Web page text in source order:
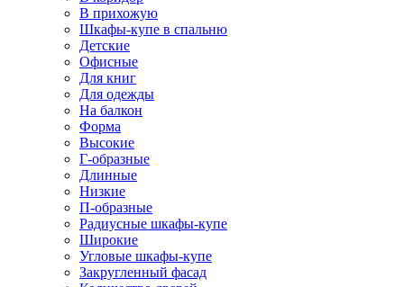
В прихожую
Шкафы-купе в спальню
Детские
Офисные
Для книг
Для одежды
На балкон
Форма
Высокие
Г-образные
Длинные
Низкие
П-образные
Радиусные шкафы-купе
Широкие
Угловые шкафы-купе
Закругленный фасад